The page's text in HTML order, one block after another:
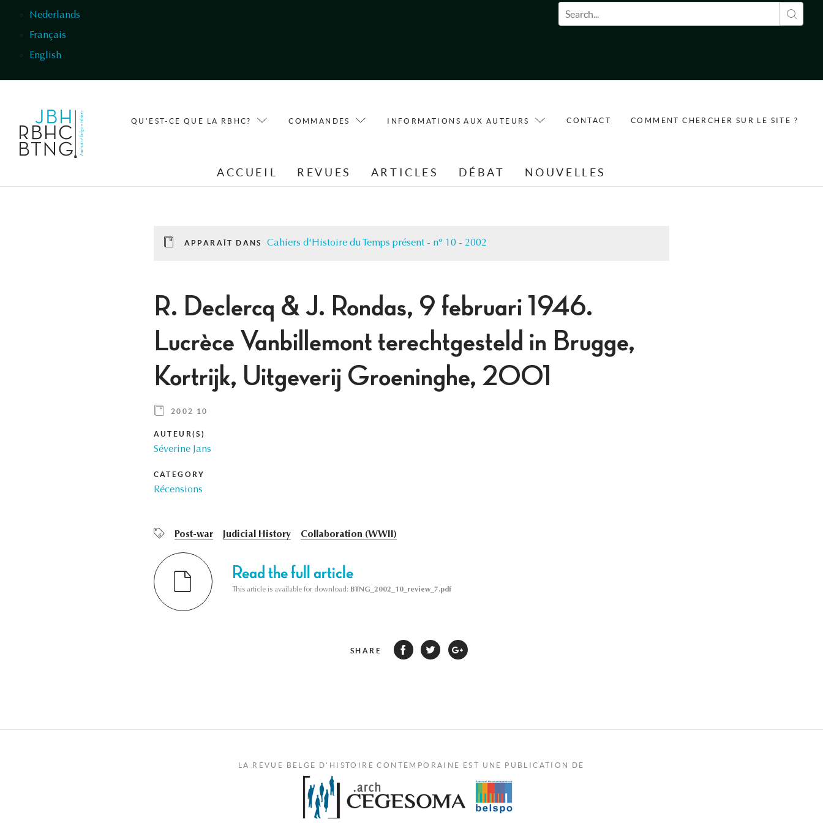
Nederlands
Français
English
Formulaire de recherche
QU'EST-CE QUE LA RBHC? COMMANDES INFORMATIONS AUX AUTEURS CONTACT COMMENT CHERCHER SUR LE SITE ?
ACCUEIL REVUES ARTICLES DÉBAT NOUVELLES
APPARAÎT DANS Cahiers d'Histoire du Temps présent - n° 10 - 2002
R. Declercq & J. Rondas, 9 februari 1946.
Lucrèce Vanbillemont terechtgesteld in Brugge,
Kortrijk, Uitgeverij Groeninghe, 2001
2002 10
AUTEUR(S)
Séverine Jans
CATEGORY
Récensions
Post-war Judicial History Collaboration (WWII)
Read the full article
This article is available for download: BTNG_2002_10_review_7.pdf
SHARE
LA REVUE BELGE D'HISTOIRE CONTEMPORAINE EST UNE PUBLICATION DE